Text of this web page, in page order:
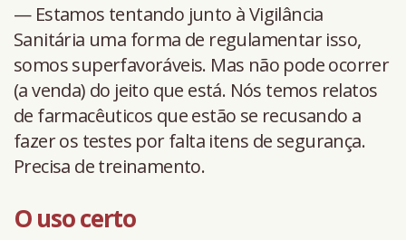
— Estamos tentando junto à Vigilância
Sanitária uma forma de regulamentar isso,
somos superfavoráveis. Mas não pode ocorrer
(a venda) do jeito que está. Nós temos relatos
de farmacêuticos que estão se recusando a
fazer os testes por falta itens de segurança.
Precisa de treinamento.
O uso certo